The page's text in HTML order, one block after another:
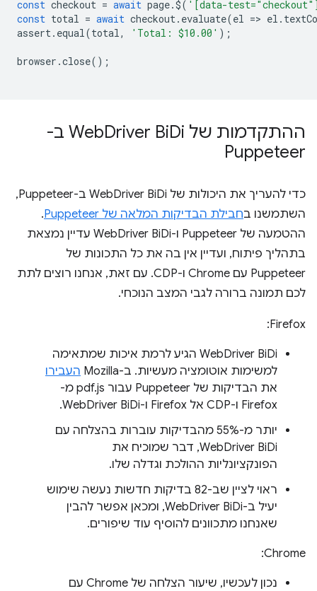
const checkout = await page.$( '[data-
const total = await checkout. evaluate(el => el .
assert. equal(total, 'Total: $10.00' );
browser .close();
ההתקדמות של Web Driver Bi
Di ב-
Puppeteer
כדי להעריך את היכולות של WebDriver BiDi ב-Puppeteer,
השתמשנו בחבילת הבדיקות המלאה של Puppeteer
.
ההטמעה של Puppeteer ו-WebDriver BiDi עדיין נמצאת
בתהליך פיתוח, ועדיין אין בה את כל התכונות של
Puppeteer עם Chrome ו-CDP. עם זאת, אנחנו רוצים לתת
לכם תמונה ברורה לגבי המצב הנוכחי.
Firefox:
WebDriver BiDi הגיע לרמת איכות שמתאימה
למשימות אוטומציה מעשיות. ב-Mozilla
העבירו
את הבדיקות של Puppeteer עבור pdf.js מ-
Firefox ו-CDP אל Firefox ו-WebDriver BiDi.
יותר מ-55% מהבדיקות עוברות בהצלחה עם
WebDriver BiDi, דבר שמוכיח את
הפונקציונליות ההולכת וגדלה שלו.
ראוי לציין שב-82 בדיקות חדשות נעשה שימוש
יעיל ב-WebDriver BiDi, ומכאן אפשר להבין
שאנחנו מתכוונים להוסיף עוד שיפורים.
Chrome:
נכון לעכשיו, שיעור הצלחה של Chrome עם